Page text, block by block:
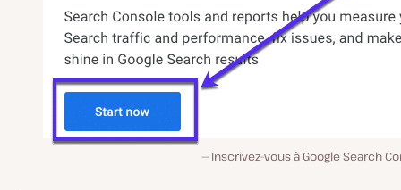
Inscrivez-vous à Google Search